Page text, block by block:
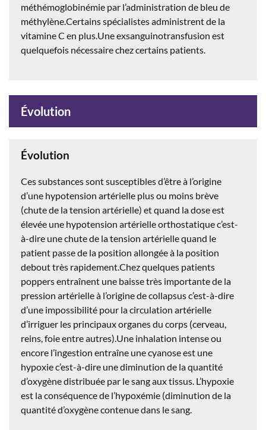
méthémoglobinémie par l’administration de bleu de
méthylène.Certains spécialistes administrent de la
vitamine C en plus.Une exsanguinotransfusion est
quelquefois nécessaire chez certains patients.
Évolution
Évolution
Ces substances sont susceptibles d’être à l’origine
d’une hypotension artérielle plus ou moins brève
(chute de la tension artérielle) et quand la dose est
élevée une hypotension artérielle orthostatique c’est-
à-dire une chute de la tension artérielle quand le
patient passe de la position allongée à la position
debout très rapidement.Chez quelques patients
poppers entraînent une baisse très importante de la
pression artérielle à l’origine de collapsus c’est-à-dire
d’une impossibilité pour la circulation artérielle
d’irriguer les principaux organes du corps (cerveau,
reins, foie entre autres).Une inhalation intense ou
encore l’ingestion entraîne une cyanose est une
hypoxie c’est-à-dire une diminution de la quantité
d’oxygène distribuée par le sang aux tissus. L’hypoxie
est la conséquence de l’hypoxémie (diminution de la
quantité d’oxygène contenue dans le sang.